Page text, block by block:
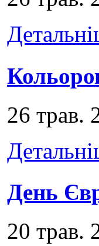
26 трав.
День
20 трав.